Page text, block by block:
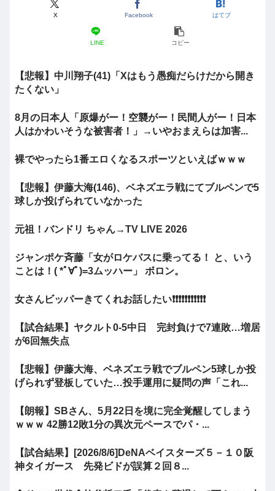
X Facebook はてブ
LINE コピー
【悲報】中川翔子(41)「Xはもう愚痴だらけだから開き
たくない」
8月の日本人「原爆がー！空襲がー！民間人がー！日本
人はかわいそうな被害者！」→いやおまえらは加害...
裸でやったら1番エロくなるスポーツといえばｗｗｗ
【悲報】伊藤大海(146)、ベネズエラ戦にてブルペンで5
球しか投げられていなかった
元祖！バンドリ ちゃん→TV LIVE 2026
ジャンポケ斉藤「女がロケバスに乗ってる！ と、いう
ことは！( *ﾟ∀ﾟ)=3ムッハー」 ボロン。
女さんビッパーきてくれお話したい❗❗❗❗❗❗❗❗❗❗❗
【試合結果】ヤクルト0-5中日 完封負けで7連敗…増居
が6回無失点
【悲報】伊藤大海、ベネズエラ戦でブルペン5球しか投
げられず登板していた…投手運用に疑問の声「これ...
【朗報】SBさん、5月22日を境に完全覚醒してしまう
ｗｗｗ 42勝12敗1分の異次元ペースでパ・...
【試合結果】[2026/8/6]DeNAベイスターズ５－１０阪
神タイガース 先発ビドが誤算２回８...